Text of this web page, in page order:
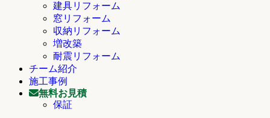
建具リフォーム
窓リフォーム
収納リフォーム
増改築
耐震リフォーム
チーム紹介
施工事例
無料お見積
保証